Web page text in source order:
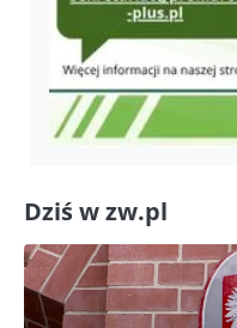
Dziś w zw.pl